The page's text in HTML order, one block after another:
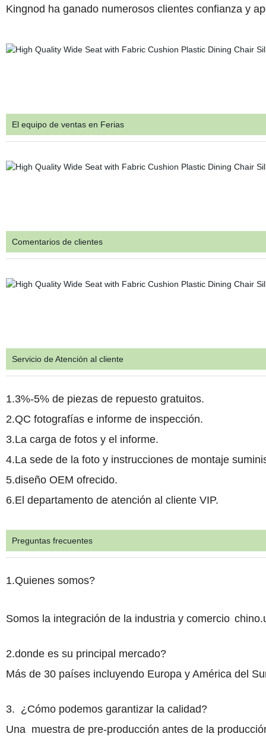
Kingnod ha ganado numerosos clientes confianza y
El equipo de ventas en Ferias
Comentarios de clientes
Servicio de Atención al cliente
1.3%-5% de piezas de repuesto gratuitos.
2.QC fotografías e informe de inspección.
3.La carga de fotos y el informe.
4.La sede de la foto y instrucciones de montaje
5.diseño OEM ofrecido.
6.El departamento de atención al cliente VIP.
Preguntas frecuentes
1.Quienessomos?
Somos la integración de la industria y comercio
2.donde es su principal mercado?
Más de 30 países incluyendo Europa y América del
3. ¿Cómopodemos garantizar la calidad?
Una muestra de pre-producción antes de la